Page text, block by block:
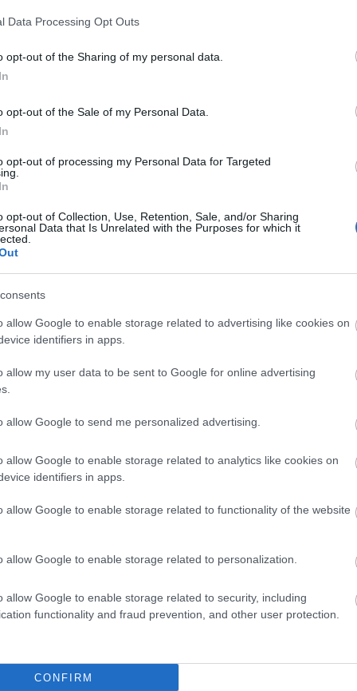
Data Processing Opt Outs
opt-out of the Sharing of my personal data.
opt-out of the Sale of my Personal Data.
opt-out of processing my Personal Data for Targeted
opt-out of Collection, Use, Retention, Sale, and/or Sharing
Data that Is Unrelated with the Purposes for which it
allow Google to enable storage related to advertising like cookies on
identifiers in apps.
allow my user data to be sent to Google for online advertising
allow Google to send me personalized advertising.
allow Google to enable storage related to analytics like cookies on
identifiers in apps.
allow Google to enable storage related to functionality of the website
allow Google to enable storage related to personalization.
allow Google to enable storage related to security, including
functionality and fraud prevention, and other user protection.
CONFIRM
évi turisztikai gyorstájékoztatón
a magyarországi szálláshelyekre érkező külföldi
A belföldi utazók száma meghaladta a 10
2%-kal több, mint 2024-ben.
a bruttó hazai termékhez való hozzájárulása
forint, ami a GDP-ben megjelenik, ma már a
és közvetett módon adja a központi költségvetés
mint 21 ezer fejlesztés jutott összesen közel
Hitelközponton keresztül pedig 2,5%-os, kedvező
versenyképességét.